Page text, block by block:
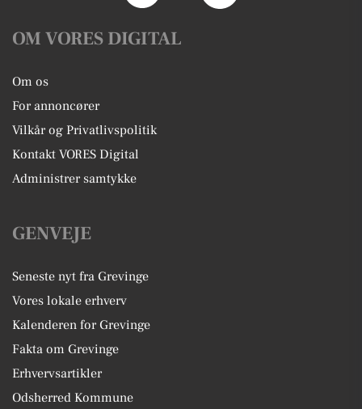
OM VORES DIGITAL
Om os
For annoncører
Vilkår og Privatlivspolitik
Kontakt VORES Digital
Administrer samtykke
GENVEJE
Seneste nyt fra Grevinge
Vores lokale erhverv
Kalenderen for Grevinge
Fakta om Grevinge
Erhvervsartikler
Odsherred Kommune